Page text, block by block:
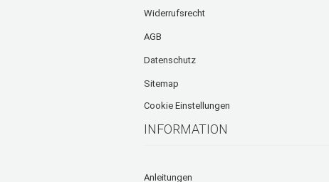
Widerrufsrecht
AGB
Datenschutz
Sitemap
Cookie Einstellungen
INFORMATION
Anleitungen